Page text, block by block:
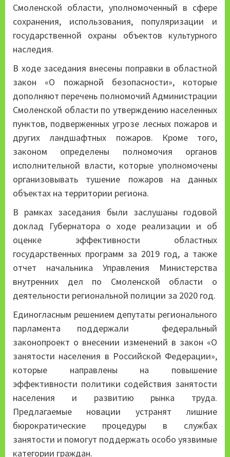
Смоленской области, уполномоченный в сфере
сохранения, использования, популяризации и
государственной охраны объектов культурного
наследия.
В ходе заседания внесены поправки в областной
закон «О пожарной безопасности», которые
дополняют перечень полномочий Администрации
Смоленской области по утверждению населенных
пунктов, подверженных угрозе лесных пожаров и
других ландшафтных пожаров. Кроме того,
законом определены полномочия органов
исполнительной власти, которые уполномочены
организовывать тушение пожаров на данных
объектах на территории региона.
В рамках заседания были заслушаны годовой
доклад Губернатора о ходе реализации и об
оценке эффективности областных
государственных программ за 2019 год, а также
отчет начальника Управления Министерства
внутренних дел по Смоленской области о
деятельности региональной полиции за 2020 год.
Единогласным решением депутаты регионального
парламента поддержали федеральный
законопроект о внесении изменений в закон «О
занятости населения в Российской Федерации»,
которые направлены на повышение
эффективности политики содействия занятости
населения и развитию рынка труда.
Предлагаемые новации устранят лишние
бюрократические процедуры в службах
занятости и помогут поддержать особо уязвимые
категории граждан.